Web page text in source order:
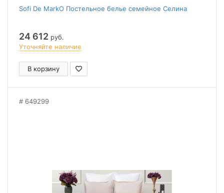
Sofi De MarkO Постельное белье семейное Селина
24 612 руб.
Уточняйте наличие
В корзину
649299